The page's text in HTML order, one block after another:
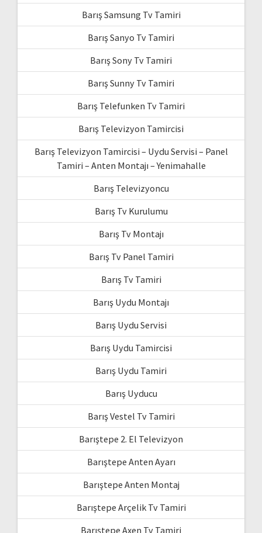
Barış Samsung Tv Tamiri
Barış Sanyo Tv Tamiri
Barış Sony Tv Tamiri
Barış Sunny Tv Tamiri
Barış Telefunken Tv Tamiri
Barış Televizyon Tamircisi
Barış Televizyon Tamircisi – Uydu Servisi – Panel
Tamiri – Anten Montajı – Yenimahalle
Barış Televizyoncu
Barış Tv Kurulumu
Barış Tv Montajı
Barış Tv Panel Tamiri
Barış Tv Tamiri
Barış Uydu Montajı
Barış Uydu Servisi
Barış Uydu Tamircisi
Barış Uydu Tamiri
Barış Uyducu
Barış Vestel Tv Tamiri
Barıştepe 2. El Televizyon
Barıştepe Anten Ayarı
Barıştepe Anten Montaj
Barıştepe Arçelik Tv Tamiri
Barıştepe Axen Tv Tamiri